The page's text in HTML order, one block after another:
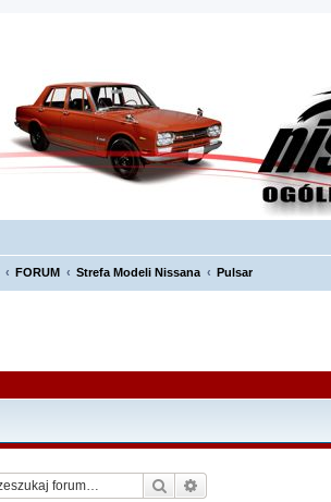
FORUM Strefa Modeli Nissana Pulsar
Szukaj